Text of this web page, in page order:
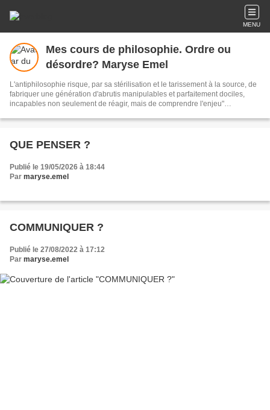
MENU
Mes cours de philosophie. Ordre ou
désordre? Maryse Emel
L'antiphilosophie risque, par sa stérilisation et le tarissement à la source, de
fabriquer une génération d'abrutis manipulables et parfaitement dociles,
incapables non seulement de réagir, mais de comprendre l'enjeu"
QUE PENSER ?
Publié le 19/05/2026 à 18:44
Par maryse.emel
COMMUNIQUER ?
Publié le 27/08/2022 à 17:12
Par maryse.emel